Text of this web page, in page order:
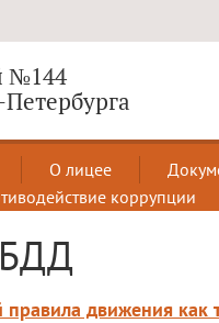
№144
О лицее
коррупции
правила движения как